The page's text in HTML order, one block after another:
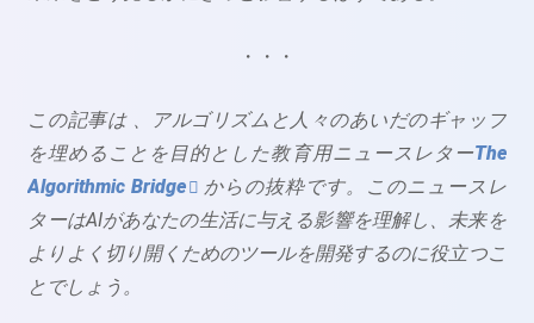
・・・
この記事は 、アルゴリズムと人々のあいだのギャップ
を埋めることを目的とした教育用ニュースレターThe
Algorithmic Bridge
からの抜粋です。このニュースレ
ターはAIがあなたの生活に与える影響を理解し、未来を
よりよく切り開くためのツールを開発するのに役立つこ
とでしょう。